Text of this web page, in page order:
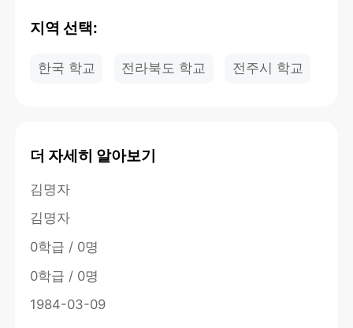
지역 선택:
한국 학교 전라북도 학교 전주시 학교
더 자세히 알아보기
김명자
김명자
0학급 / 0명
0학급 / 0명
1984-03-09